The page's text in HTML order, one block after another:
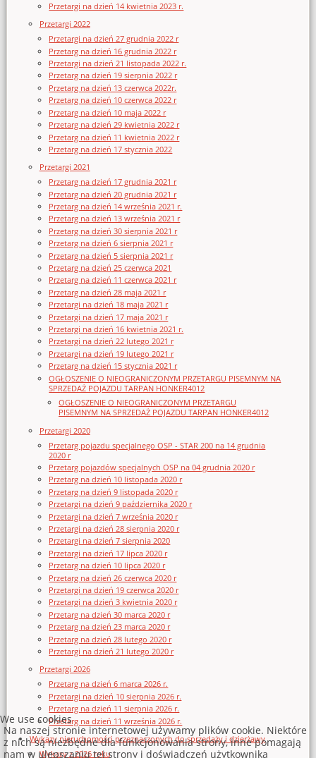
Przetargi na dzień 14 kwietnia 2023 r.
Przetargi 2022
Przetargi na dzień 27 grudnia 2022 r
Przetarg na dzień 16 grudnia 2022 r
Przetargi na dzień 21 listopada 2022 r.
Przetarg na dzień 19 sierpnia 2022 r
Przetarg na dzień 13 czerwca 2022r.
Przetarg na dzień 10 czerwca 2022 r
Przetarg na dzień 10 maja 2022 r
Przetarg na dzień 29 kwietnia 2022 r
Przetarg na dzień 11 kwietnia 2022 r
Przetarg na dzień 17 stycznia 2022
Przetargi 2021
Przetarg na dzień 17 grudnia 2021 r
Przetarg na dzień 20 grudnia 2021 r
Przetarg na dzień 14 września 2021 r.
Przetarg na dzień 13 września 2021 r
Przetarg na dzień 30 sierpnia 2021 r
Przetarg na dzień 6 sierpnia 2021 r
Przetarg na dzień 5 sierpnia 2021 r
Przetarg na dzień 25 czerwca 2021
Przetarg na dzień 11 czerwca 2021 r
Przetarg na dzień 28 maja 2021 r
Przetargi na dzień 18 maja 2021 r
Przetargi na dzień 17 maja 2021 r
Przetargi na dzień 16 kwietnia 2021 r.
Przetargi na dzień 22 lutego 2021 r
Przetargi na dzień 19 lutego 2021 r
Przetarg na dzień 15 stycznia 2021 r
OGŁOSZENIE O NIEOGRANICZONYM PRZETARGU PISEMNYM NA
SPRZEDAŻ POJAZDU TARPAN HONKER4012
OGŁOSZENIE O NIEOGRANICZONYM PRZETARGU
PISEMNYM NA SPRZEDAŻ POJAZDU TARPAN HONKER4012
Przetargi 2020
Przetarg pojazdu specjalnego OSP - STAR 200 na 14 grudnia
2020 r
Przetarg pojazdów specjalnych OSP na 04 grudnia 2020 r
Przetarg na dzień 10 listopada 2020 r
Przetarg na dzień 9 listopada 2020 r
Przetargi na dzień 9 października 2020 r
Przetargi na dzień 7 września 2020 r
Przetargi na dzień 28 sierpnia 2020 r
Przetargi na dzień 7 sierpnia 2020
Przetargi na dzień 17 lipca 2020 r
Przetarg na dzień 10 lipca 2020 r
Przetarg na dzień 26 czerwca 2020 r
Przetargi na dzień 19 czerwca 2020 r
Przetargi na dzień 3 kwietnia 2020 r
Przetarg na dzień 30 marca 2020 r
Przetarg na dzień 23 marca 2020 r
Przetarg na dzień 28 lutego 2020 r
Przetargi na dzień 21 lutego 2020 r
Przetargi 2026
Przetarg na dzień 6 marca 2026 r.
Przetargi na dzień 10 sierpnia 2026 r.
Przetarg na dzień 11 sierpnia 2026 r.
Przetarg na dzień 11 września 2026 r.
Wykazy nieruchomości przeznaczonych do sprzedaży i dzierżawy
Wykazy z 2026 roku
We use cookies
Na naszej stronie internetowej używamy plików cookie. Niektóre
z nich są niezbędne dla funkcjonowania strony, inne pomagają
nam w ulepszaniu tej strony i doświadczeń użytkownika